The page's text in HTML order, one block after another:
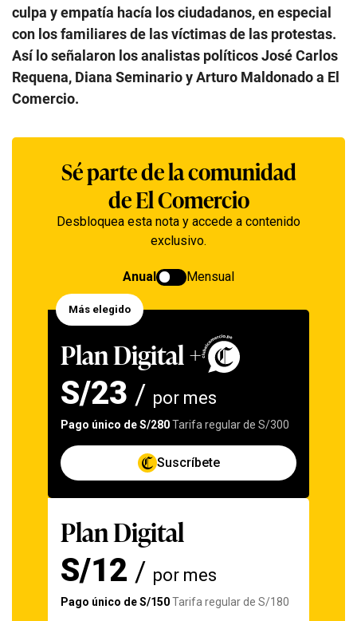
culpa y empatía hacía los ciudadanos, en especial
con los familiares de las víctimas de las protestas.
Así lo señalaron los analistas políticos José Carlos
Requena, Diana Seminario y Arturo Maldonado a El
Comercio.